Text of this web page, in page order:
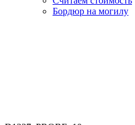
Бордюр на могилу